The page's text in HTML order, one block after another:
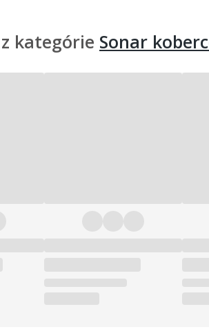
kategórie Sonar